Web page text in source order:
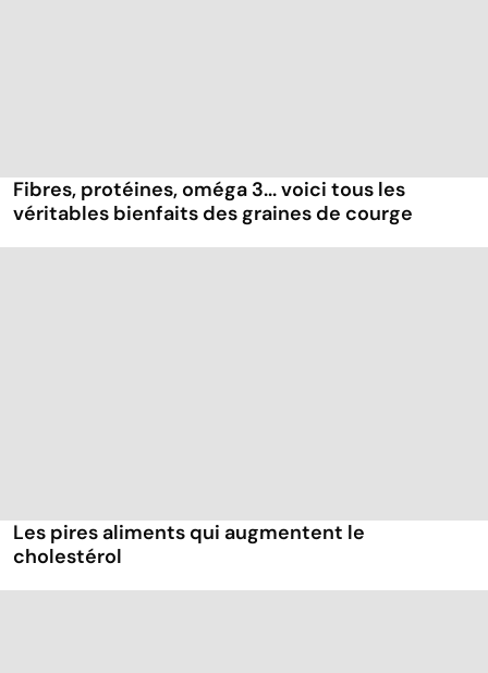
Fibres, protéines, oméga 3... voici tous les
véritables bienfaits des graines de courge
Les pires aliments qui augmentent le
cholestérol